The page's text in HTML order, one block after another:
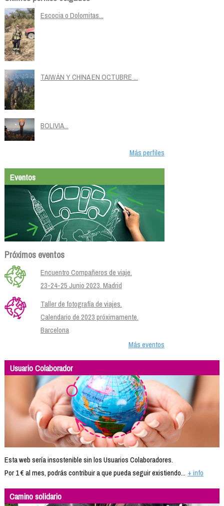
Escocia o Dolomitas...
TAIWÁN Y CHINA EN OCTUBRE ...
BOLIVIA...
Más perfiles
Eventos
Próximos eventos
Encuentro Compañeros de viaje.
23-24-25 Junio 2023. Madrid
Taller de fotografía de viajes.
Calendario de 2023 próximamente.
Barcelona
Más eventos
Usuario Colaborador
Esta web sería insostenible sin los Usuarios Colaboradores.
Por 1 € al mes, podrás contribuir a que pueda seguir existiendo... + info
Camino solidario